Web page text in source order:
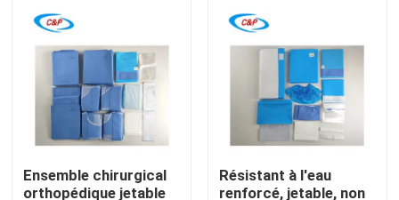
À la maison
Ensemble chirurgical
orthopédique jetable
Résistant à l'eau
renforcé, jetable, non